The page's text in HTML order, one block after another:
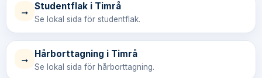
→ Studentflak i Timrå
Se lokal sida för studentflak.
→ Hårborttagning i Timrå
Se lokal sida för hårborttagning.